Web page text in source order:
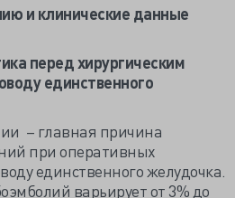
и клинические данные
перед хирургическим
единственного
– главная причина
при оперативных
единственного желудочка.
варьирует от 3% до